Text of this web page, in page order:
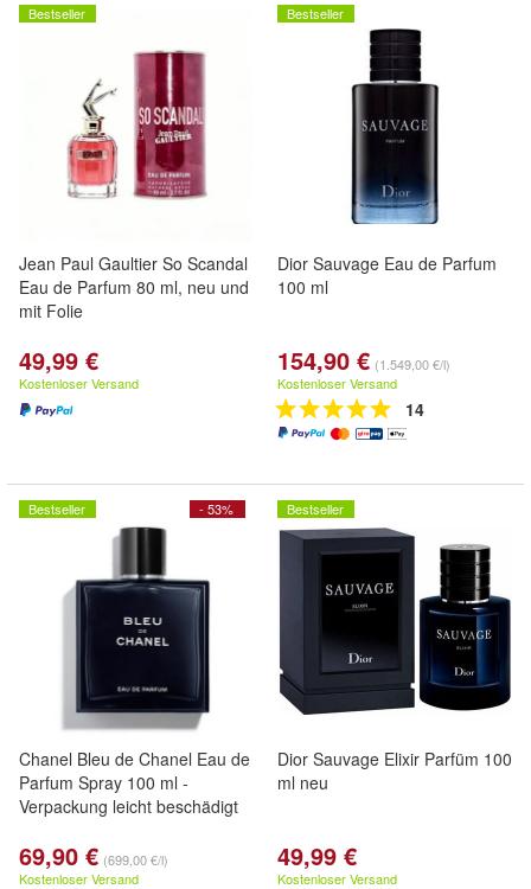
Bestseller
Jean Paul Gaultier So Scandal
Eau de Parfum 80 ml, neu und
mit Folie
49,99 €
Kostenloser Versand
Bestseller
Dior Sauvage Eau de Parfum
100 ml
154,90 € (1.549,00 €/l)
Kostenloser Versand
14
- 53%
Bestseller
Chanel Bleu de Chanel Eau de
Parfum Spray 100 ml -
Verpackung leicht beschädigt
69,90 € (699,00 €/l)
Kostenloser Versand
Bestseller
Dior Sauvage Elixir Parfüm 100
ml neu
49,99 €
Kostenloser Versand